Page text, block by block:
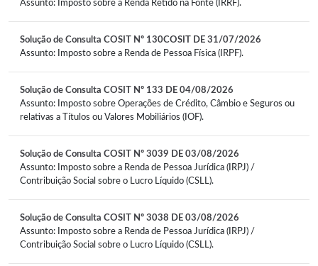
Assunto: Imposto sobre a Renda Retido na Fonte (IRRF).
Solução de Consulta COSIT Nº 130COSIT DE 31/07/2026
Assunto: Imposto sobre a Renda de Pessoa Física (IRPF).
Solução de Consulta COSIT Nº 133 DE 04/08/2026
Assunto: Imposto sobre Operações de Crédito, Câmbio e Seguros ou
relativas a Títulos ou Valores Mobiliários (IOF).
Solução de Consulta COSIT Nº 3039 DE 03/08/2026
Assunto: Imposto sobre a Renda de Pessoa Jurídica (IRPJ) /
Contribuição Social sobre o Lucro Líquido (CSLL).
Solução de Consulta COSIT Nº 3038 DE 03/08/2026
Assunto: Imposto sobre a Renda de Pessoa Jurídica (IRPJ) /
Contribuição Social sobre o Lucro Líquido (CSLL).